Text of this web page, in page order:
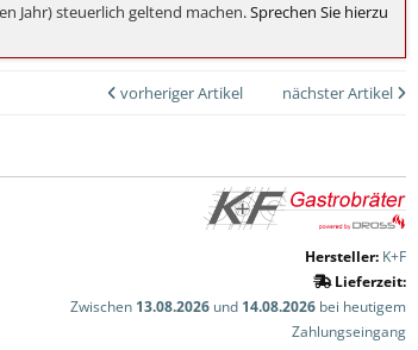
Jahr) steuerlich geltend machen. Sprechen Sie hierzu
vorheriger Artikel nächster Artikel
Hersteller: K+F
Lieferzeit:
Zwischen 13.08.2026 und 14.08.2026 bei heutigem
Zahlungseingang